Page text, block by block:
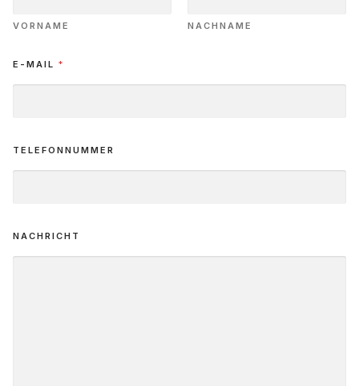
VORNAME NACHNAME
E-MAIL *
TELEFONNUMMER
NACHRICHT